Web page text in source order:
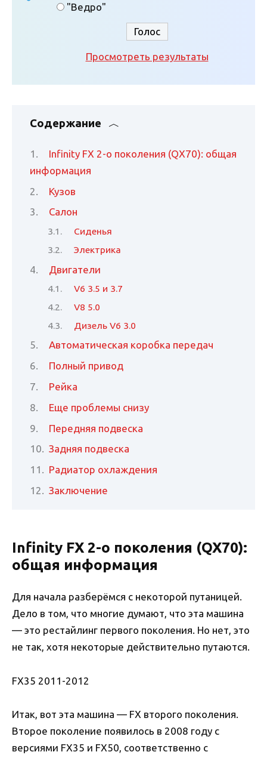
"Ведро"
Просмотреть результаты
Содержание
Infinity FX 2-о поколения (QX70): общая
информация
Кузов
Салон
Сиденья
Электрика
Двигатели
V6 3.5 и 3.7
V8 5.0
Дизель V6 3.0
Автоматическая коробка передач
Полный привод
Рейка
Еще проблемы снизу
Передняя подвеска
Задняя подвеска
Радиатор охлаждения
Заключение
Infinity FX 2-о поколения (QX70):
общая информация
Для начала разберёмся с некоторой путаницей.
Дело в том, что многие думают, что эта машина
— это рестайлинг первого поколения. Но нет, это
не так, хотя некоторые действительно путаются.
FX35 2011-2012
Итак, вот эта машина — FX второго поколения.
Второе поколение появилось в 2008 году с
версиями FX35 и FX50, соответственно с